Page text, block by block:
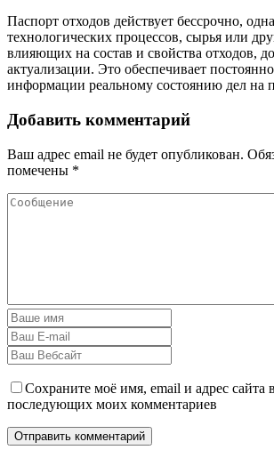
Паспорт отходов действует бессрочно,
технологических процессов, сырья или
влияющих на состав и свойства отходов,
актуализации. Это обеспечивает
информации реальному состоянию дел на
Добавить комментарий
Ваш адрес email не будет опубликован.
помечены *
Сохраните моё имя, email и адрес сайта
последующих моих комментариев